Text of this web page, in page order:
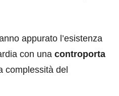
appurato l’esistenza
con una controporta
complessità del